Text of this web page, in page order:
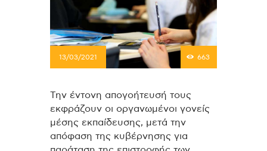
13/03/2021 663
Την έντονη απογοήτευσή τους
εκφράζουν οι οργανωμένοι γονείς
μέσης εκπαίδευσης, μετά την
απόφαση της κυβέρνησης για